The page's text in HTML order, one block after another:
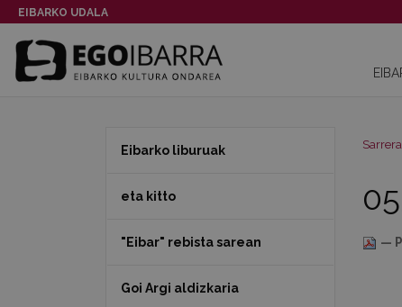
EIBARKO UDALA
Sarrera
—
Eibarko liburuak
eta kitto
"Eibar" rebista sarean
Goi Argi aldizkaria